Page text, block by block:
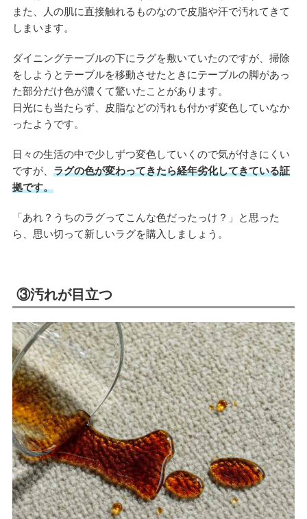
また、人の肌に直接触れるものなので皮脂や汗で汚れてきて
しまいます。
ダイニングテーブルの下にラグを敷いていたのですが、掃除
をしようとテーブルを移動させたときにテーブルの脚があっ
た部分だけ色が濃くて驚いたことがあります。
日光にも当たらず、皮脂などの汚れも付かず変色していなか
ったようです。
日々の生活の中で少しずつ変色していくので気が付きにくい
ですが、 ラグの色が変わってきたら経年劣化してきている証
拠です。
「あれ？うちのラグってこんな色だったっけ？」と思った
ら、思い切って新しいラグを購入しましょう。
③汚れが目立つ